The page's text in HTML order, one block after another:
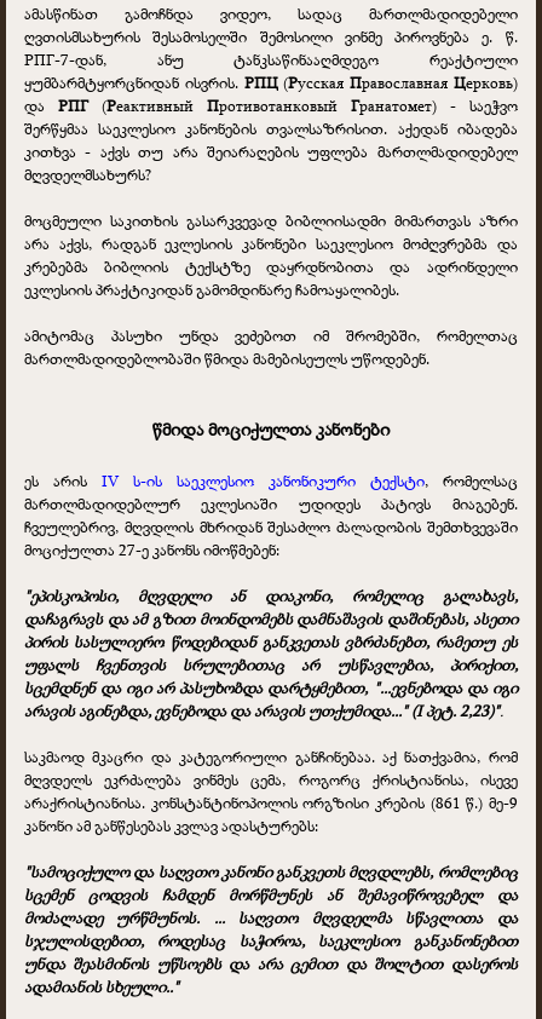
ამასწინათ გამოჩნდა ვიდეო, სადაც მართლმადიდებელი
ღვთისმსახურის შესამოსელში შემოსილი ვინმე პიროვნება ე. წ.
РПГ-7-დან, ანუ ტანკსაწინააღმდეგო რეაქტიული
ყუმბარმტყორცნიდან ისვრის. РПЦ (Русская Православная Церковь)
და
РПГ (Реактивный Противотанковый Гранатомет) - საეჭვო
შერწყმაა საეკლესიო კანონების თვალსაზრისით. აქედან იბადება
კითხვა - აქვს თუ არა შეიარაღების უფლება მართლმადიდებელ
მღვდელმსახურს?
მოცმეული საკითხის გასარკვევად ბიბლიისადმი მიმართვას აზრი
არა აქვს, რადგან ეკლესიის კანონები საეკლესიო მოძღვრებმა და
კრებებმა ბიბლიის ტექსტზე დაყრდნობითა და ადრინდელი
ეკლესიის პრაქტიკიდან გამომდინარე ჩამოაყალიბეს.
ამიტომაც პასუხი უნდა ვეძებოთ იმ შრომებში, რომელთაც
მართლმადიდებლობაში წმიდა მამებისეულს უწოდებენ.
წმიდა მოციქულთა კანონები
ეს არის IV ს-ის საეკლესიო კანონიკური ტექსტი, რომელსაც
მართლმადიდებლურ ეკლესიაში უდიდეს პატივს მიაგებენ.
ჩვეულებრივ, მღვდლის მხრიდან შესაძლო ძალადობის შემთხვევაში
მოციქულთა 27-ე კანონს იმოწმებენ:
"ეპისკოპოსი, მღვდელი ან დიაკონი, რომელიც გალახავს,
დაჩაგრავს და ამ გზით მოინდომებს დამნაშავის დაშინებას, ასეთი
პირის სასულიერო წოდებიდან განკვეთას ვბრძანებთ, რამეთუ ეს
უფალს ჩვენთვის სრულებითაც არ უსწავლებია,
პირიქით,
სცემდნენ და იგი არ პასუხობდა დარტყმებით, "...ევნებოდა და იგი
არავის აგინებდა, ევნებოდა და არავის უთქუმიდა..." (I პეტ. 2,23)".
საკმაოდ მკაცრი და კატეგორიული განჩინებაა. აქ ნათქვამია, რომ
მღვდელს ეკრძალება ვინმეს ცემა, როგორც ქრისტიანისა, ისევე
არაქრისტიანისა. კონსტანტინოპოლის ორგზისი კრების (861 წ.) მე-9
კანონი ამ განწესებას კვლავ ადასტურებს:
"სამოციქულო და საღვთო კანონი განკვეთს მღვდლებს, რომლებიც
სცემენ ცოდვის ჩამდენ მორწმუნეს ან შემავიწროვებელ და
მოძალადე ურწმუნოს. ... საღვთო მღვდელმა სწავლითა და
სჯულისდებით, როდესაც საჭიროა, საეკლესიო განკანონებით
უნდა შეასმინოს უწსოებს და არა ცემით და შოლტით დასეროს
ადამიანის სხეული.."